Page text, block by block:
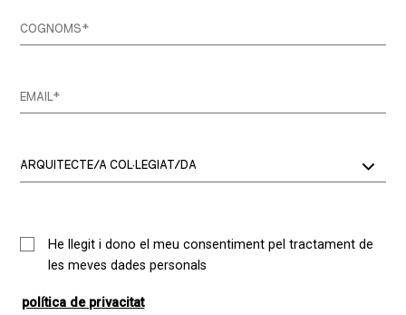
He llegit i dono el meu consentiment pel tractament de
les meves dades personals
política de privacitat